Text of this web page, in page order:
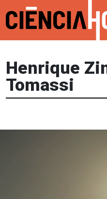
Henrique
Tomassi